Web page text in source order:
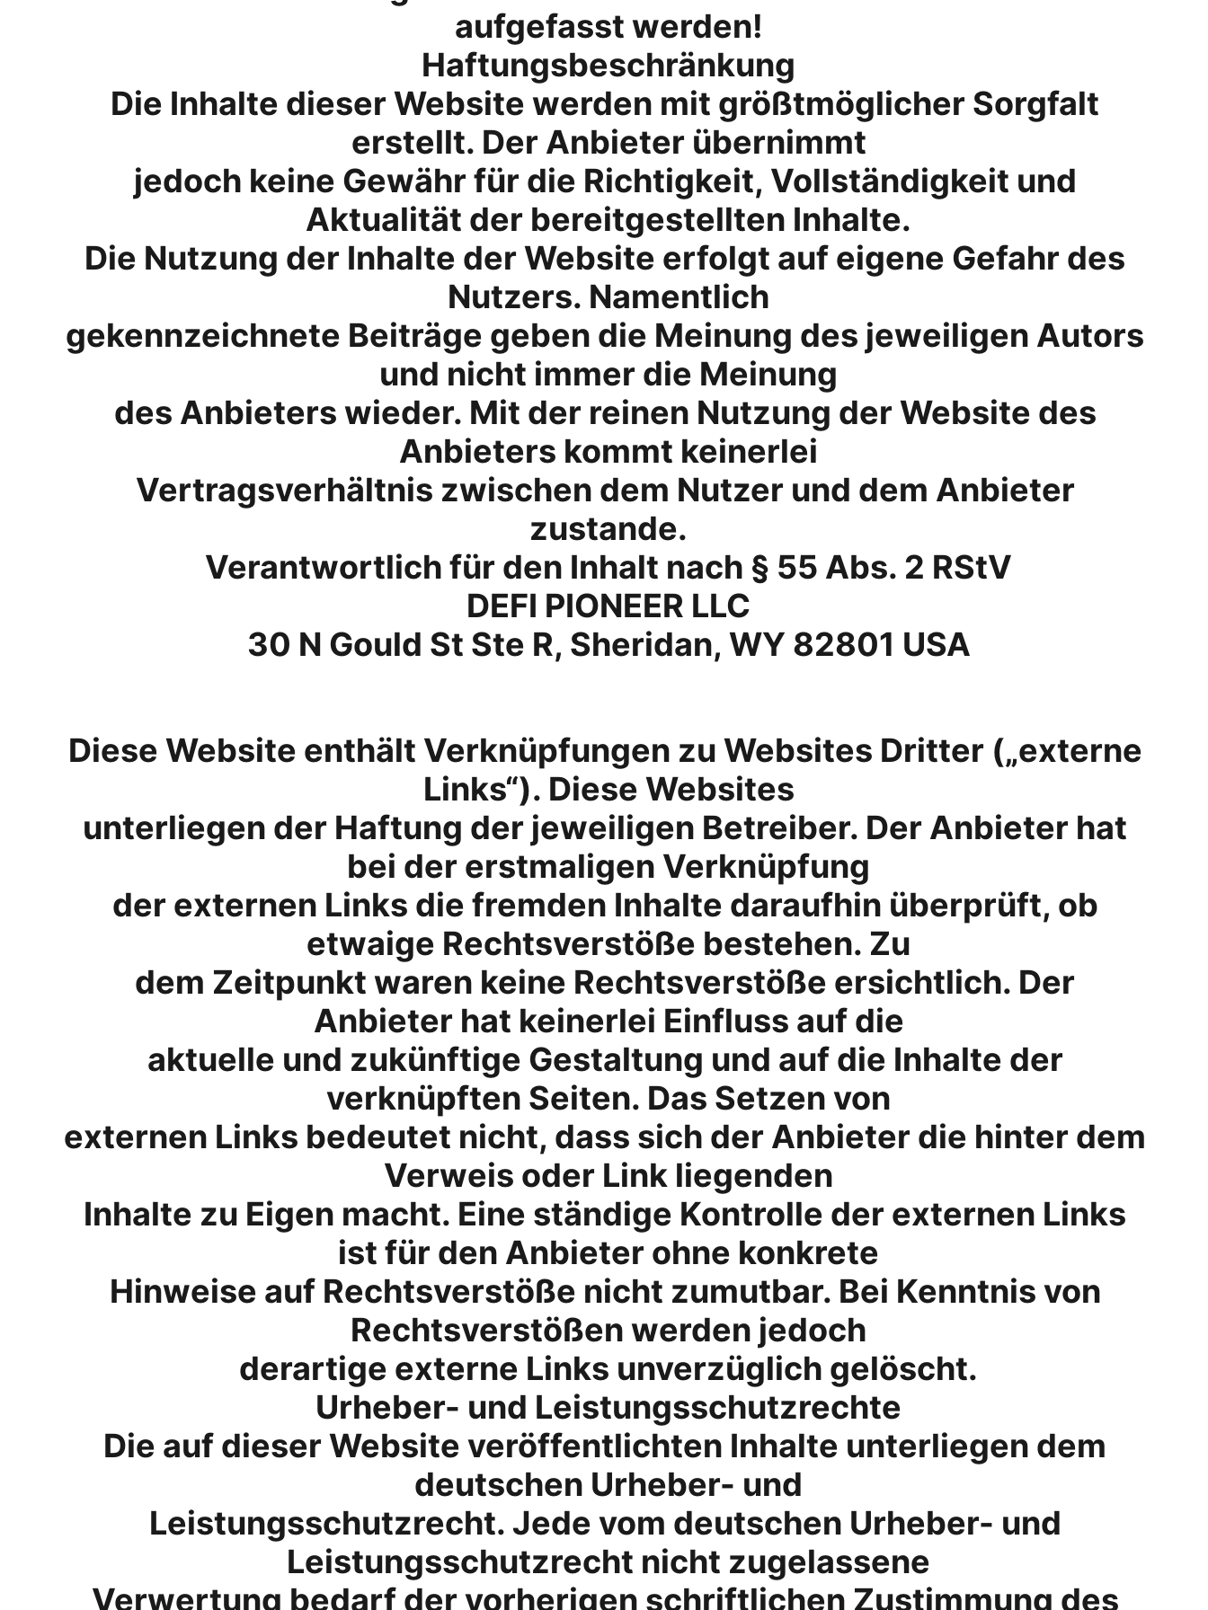
aufgefasst werden!
Haftungsbeschränkung
Die Inhalte dieser Website werden mit größtmöglicher Sorgfalt
erstellt. Der Anbieter übernimmt
jedoch keine Gewähr für die Richtigkeit, Vollständigkeit und
Aktualität der bereitgestellten Inhalte.
Die Nutzung der Inhalte der Website erfolgt auf eigene Gefahr des
Nutzers. Namentlich
gekennzeichnete Beiträge geben die Meinung des jeweiligen Autors
und nicht immer die Meinung
des Anbieters wieder. Mit der reinen Nutzung der Website des
Anbieters kommt keinerlei
Vertragsverhältnis zwischen dem Nutzer und dem Anbieter
zustande.
Verantwortlich für den Inhalt nach § 55 Abs. 2 RStV
DEFI PIONEER LLC
30 N Gould St Ste R, Sheridan, WY 82801 USA
Diese Website enthält Verknüpfungen zu Websites Dritter („externe
Links“). Diese Websites
unterliegen der Haftung der jeweiligen Betreiber. Der Anbieter hat
bei der erstmaligen Verknüpfung
der externen Links die fremden Inhalte daraufhin überprüft, ob
etwaige Rechtsverstöße bestehen. Zu
dem Zeitpunkt waren keine Rechtsverstöße ersichtlich. Der
Anbieter hat keinerlei Einfluss auf die
aktuelle und zukünftige Gestaltung und auf die Inhalte der
verknüpften Seiten. Das Setzen von
externen Links bedeutet nicht, dass sich der Anbieter die hinter dem
Verweis oder Link liegenden
Inhalte zu Eigen macht. Eine ständige Kontrolle der externen Links
ist für den Anbieter ohne konkrete
Hinweise auf Rechtsverstöße nicht zumutbar. Bei Kenntnis von
Rechtsverstößen werden jedoch
derartige externe Links unverzüglich gelöscht.
Urheber- und Leistungsschutzrechte
Die auf dieser Website veröffentlichten Inhalte unterliegen dem
deutschen Urheber- und
Leistungsschutzrecht. Jede vom deutschen Urheber- und
Leistungsschutzrecht nicht zugelassene
Verwertung bedarf der vorherigen schriftlichen Zustimmung des